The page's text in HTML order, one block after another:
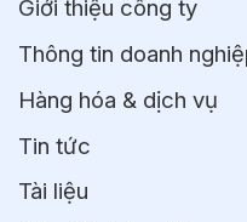
Giới thiệu công ty
Thông tin doanh
Hàng hóa & dịch vụ
Tin tức
Tài liệu